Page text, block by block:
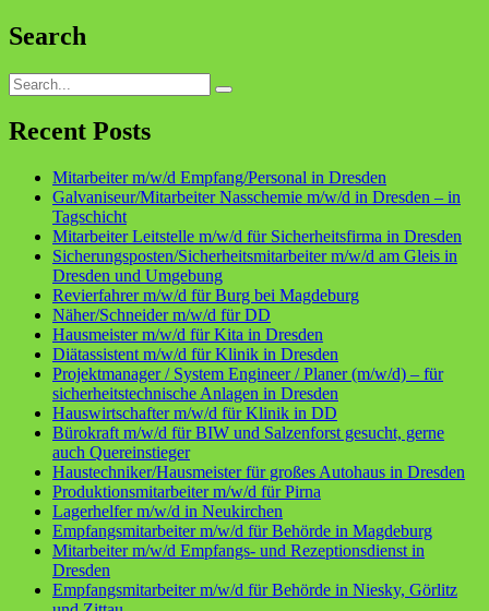
Search
Search
for:
Recent Posts
Mitarbeiter m/w/d Empfang/Personal in Dresden
Galvaniseur/Mitarbeiter Nasschemie m/w/d in Dresden – in
Tagschicht
Mitarbeiter Leitstelle m/w/d für Sicherheitsfirma in Dresden
Sicherungsposten/Sicherheitsmitarbeiter m/w/d am Gleis in
Dresden und Umgebung
Revierfahrer m/w/d für Burg bei Magdeburg
Näher/Schneider m/w/d für DD
Hausmeister m/w/d für Kita in Dresden
Diätassistent m/w/d für Klinik in Dresden
Projektmanager / System Engineer / Planer (m/w/d) – für
sicherheitstechnische Anlagen in Dresden
Hauswirtschafter m/w/d für Klinik in DD
Bürokraft m/w/d für BIW und Salzenforst gesucht, gerne
auch Quereinstieger
Haustechniker/Hausmeister für großes Autohaus in Dresden
Produktionsmitarbeiter m/w/d für Pirna
Lagerhelfer m/w/d in Neukirchen
Empfangsmitarbeiter m/w/d für Behörde in Magdeburg
Mitarbeiter m/w/d Empfangs- und Rezeptionsdienst in
Dresden
Empfangsmitarbeiter m/w/d für Behörde in Niesky, Görlitz